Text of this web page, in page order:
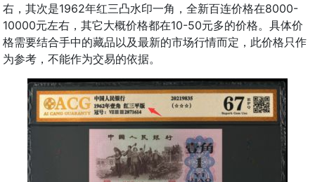
右，其次是1962年红三凸水印一角，全新百连价格在8000-
10000元左右，其它大概价格都在10-50元多的价格。具体价
格需要结合手中的藏品以及最新的市场行情而定，此价格只作
为参考，不能作为交易的依据。